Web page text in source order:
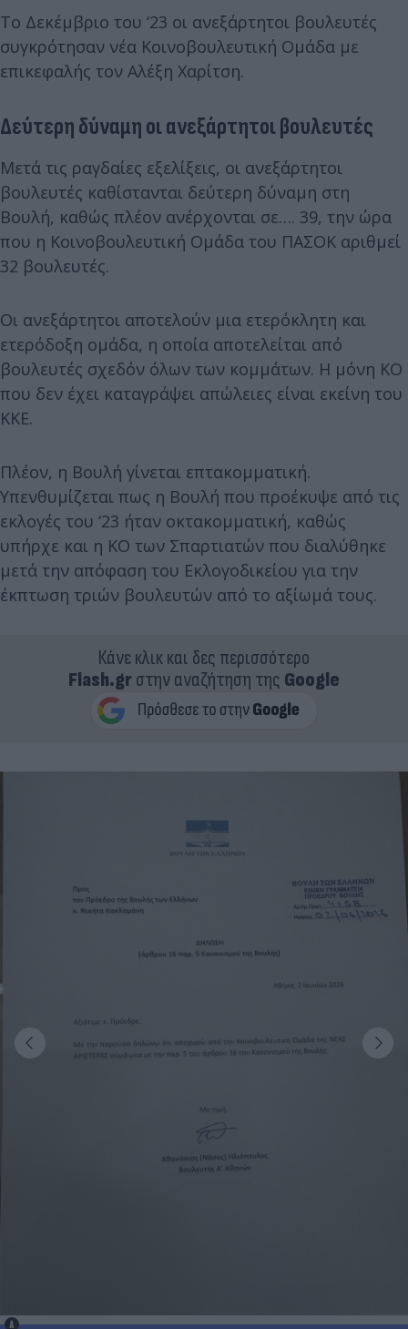
Το Δεκέμβριο του ‘23 οι ανεξάρτητοι βουλευτές
συγκρότησαν νέα Κοινοβουλευτική Ομάδα με
επικεφαλής τον Αλέξη Χαρίτση.
Δεύτερη δύναμη οι ανεξάρτητοι βουλευτές
Μετά τις ραγδαίες εξελίξεις, οι ανεξάρτητοι
βουλευτές καθίστανται δεύτερη δύναμη στη
Βουλή, καθώς πλέον ανέρχονται σε…. 39, την ώρα
που η Κοινοβουλευτική Ομάδα του ΠΑΣΟΚ αριθμεί
32 βουλευτές.
Οι ανεξάρτητοι αποτελούν μια ετερόκλητη και
ετερόδοξη ομάδα, η οποία αποτελείται από
βουλευτές σχεδόν όλων των κομμάτων. Η μόνη ΚΟ
που δεν έχει καταγράψει απώλειες είναι εκείνη του
ΚΚΕ.
Πλέον, η Βουλή γίνεται επτακομματική.
Υπενθυμίζεται πως η Βουλή που προέκυψε από τις
εκλογές του ‘23 ήταν οκτακομματική, καθώς
υπήρχε και η ΚΟ των Σπαρτιατών που διαλύθηκε
μετά την απόφαση του Εκλογοδικείου για την
έκπτωση τριών βουλευτών από το αξίωμά τους.
Κάνε κλικ και δες περισσότερο
Flash.grστην αναζήτηση της Google